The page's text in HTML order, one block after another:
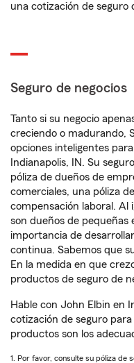
una cotización de seguro
Seguro de negocios
Tanto si su negocio
creciendo o madurando,
opciones inteligentes
Indianapolis, IN. Su
póliza de dueños de
comerciales, una póliza
compensación laboral. Al
son dueños de pequeñas
importancia de
continua. Sabemos que
En la medida en que
productos de seguro de
Hable con John Elbin en
cotización de seguro
productos son los
1. Por favor, consulte su póliza de